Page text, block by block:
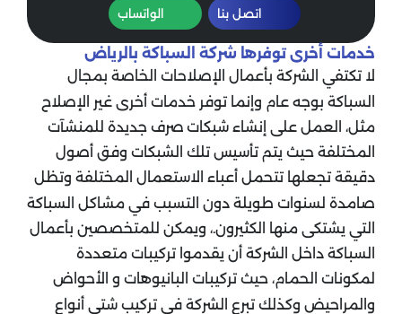
اتصل بنا الواتساب
خدمات أخرى توفرها شركة السباكة بالرياض
لا تكتفي الشركة بأعمال الإصلاحات الخاصة بمجال
السباكة بوجه عام وإنما توفر خدمات أخرى غير الإصلاح
مثل، العمل على إنشاء شبكات صرف جديدة للمنشآت
المختلفة حيث يتم تأسيس تلك الشبكات وفق أصول
دقيقة تجعلها تتحمل أعباء الاستعمال المختلفة وتظل
صامدة لسنوات طويلة دون التسبب في مشاكل السباكة
التي يشتكى منها الكثيرون.، ويمكن للمتخصصين بأعمال
السباكة داخل الشركة أن يقدموا تركيبات متعددة
لمكونات الحمام، حيث تركيبات البانيوهات و الأحواض
والمراحيض وكذلك تبرع الشركة في تركيب شتى أنواع